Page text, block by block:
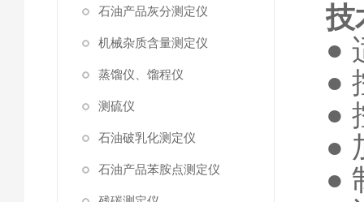
石油产品灰分测定仪
机械杂质含量测定仪
蒸馏仪、馏程仪
测硫仪
石油破乳化测定仪
石油产品苯胺点测定仪
技
●
●
●
●
●